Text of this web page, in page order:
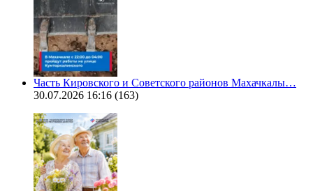
Часть Кировского и Советского районов Махачкалы…
30.07.2026 16:16 (163)